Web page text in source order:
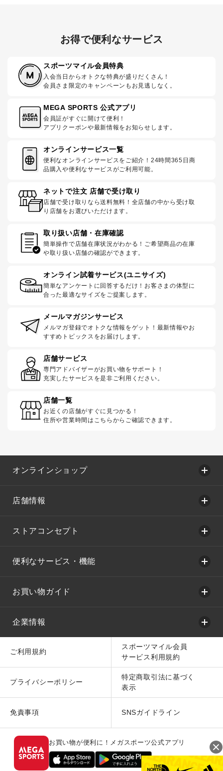
お得で便利なサービス
スポーツマイル会員特典
入会当日からオトクな特典が盛りだくさん！
会員さま限定のキャンペーンもお見逃しなく。
MEGA SPORTS 公式アプリ
会員証がすぐに開けて便利！
アプリクーポンや最新情報をお知らせします。
オンラインサービス一覧
便利なオンラインサービスをご紹介！24時間365日商
品購入や便利なサービスがご利用可能。
ネットで注文 店舗で受け取り
店舗で受け取りなら送料無料！全店舗の中から受け取
り店舗をお選びいただけます。
取り扱い店舗・在庫確認
簡単操作で店舗在庫状況がわかる！ご希望商品の在庫
や取り扱い店舗の確認ができます。
オンライン試着サービス(ユニサイズ)
簡単なアンケートに回答するだけ！お客さまの体型に
合った最適なサイズをご提案します。
メールマガジンサービス
メルマガ登録でオトクな情報をゲット！最新情報やお
すすめトピックスをお届けします。
店舗サービス
専門アドバイザーがお買い物をサポート！
充実したサービスを是非ご利用ください。
店舗一覧
お近くの店舗がすぐに見つかる！
住所や営業時間はこちらからご確認できます。
オンラインショップ
店舗情報
ストアコンセプト
便利なサービス・機能
お買い物ガイド
企業情報
ご利用規約
スポーツマイル会員
サービス利用規約
プライバシーポリシー
特定商取引法に基づく
表示
免責事項 SNSガイドライン
お買い物が便利に！メガスポーツ公式アプリ